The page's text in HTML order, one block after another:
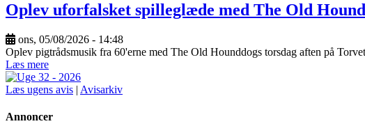
Oplev uforfalsket spilleglæde med The Old
ons, 05/08/2026 - 14:48
Oplev pigtrådsmusik fra 60'erne med The Old Hounddogs torsdag aften på
Læs mere
Læs ugens avis | Avisarkiv
Annoncer